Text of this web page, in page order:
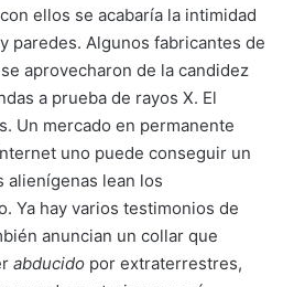
ellos se acabaría la intimidad
paredes. Algunos fabricantes de
aprovecharon de la candidez
a prueba de rayos X. El
Un mercado en permanente
uno puede conseguir un
alienígenas lean los
Ya hay varios testimonios de
anuncian un collar que
abducido por extraterrestres,